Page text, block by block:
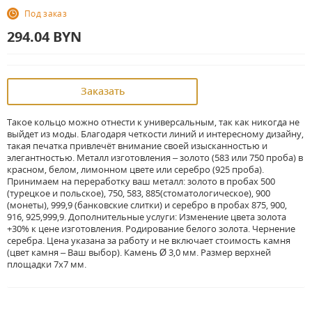
Под заказ
294.04 BYN
Заказать
Такое кольцо можно отнести к универсальным, так как никогда не
выйдет из моды. Благодаря четкости линий и интересному дизайну,
такая печатка привлечёт внимание своей изысканностью и
элегантностью. Металл изготовления – золото (583 или 750 проба) в
красном, белом, лимонном цвете или серебро (925 проба).
Принимаем на переработку ваш металл: золото в пробах 500
(турецкое и польское), 750, 583, 885(стоматологическое), 900
(монеты), 999,9 (банковские слитки) и серебро в пробах 875, 900,
916, 925,999,9. Дополнительные услуги: Изменение цвета золота
+30% к цене изготовления. Родирование белого золота. Чернение
серебра. Цена указана за работу и не включает стоимость камня
(цвет камня – Ваш выбор). Камень Ø 3,0 мм. Размер верхней
площадки 7х7 мм.